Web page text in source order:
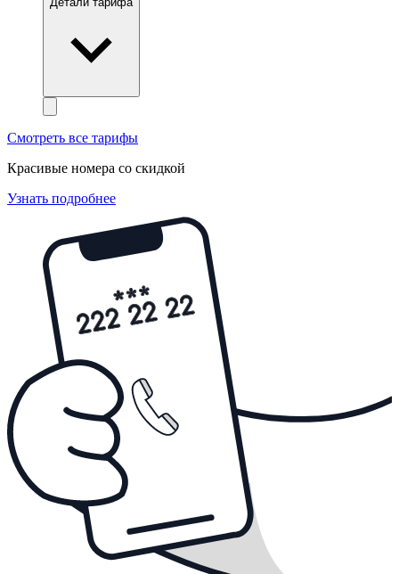
Смотреть все тарифы
Красивые номера со скидкой
Узнать подробнее